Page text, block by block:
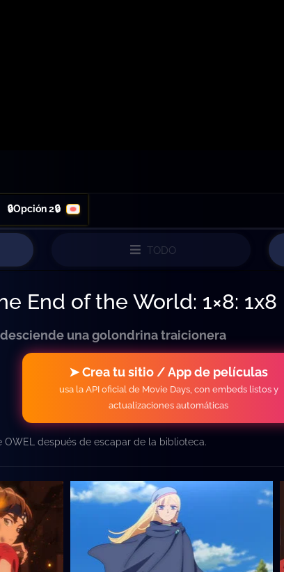
🔒Opción 2🔒
TODO
End of the World: 1×8: 1x8
una golondrina traicionera
➤ Crea tu sitio / App de películas
usa la API oficial de Movie Days, con embeds listos y
actualizaciones automáticas
OWEL después de escapar de la biblioteca.